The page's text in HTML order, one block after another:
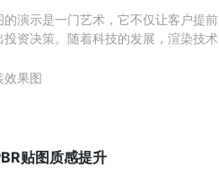
演示是一门艺术，它不仅让客户提
资决策。随着科技的发展，渲染技术
门选择。本文将深入分析这两种渲
效果图
贴图质感提升